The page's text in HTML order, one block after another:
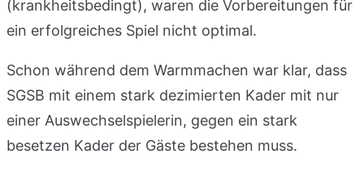
(krankheitsbedingt), waren die Vorbereitungen für
ein erfolgreiches Spiel nicht optimal.
Schon während dem Warmmachen war klar, dass
SGSB mit einem stark dezimierten Kader mit nur
einer Auswechselspielerin, gegen ein stark
besetzen Kader der Gäste bestehen muss.